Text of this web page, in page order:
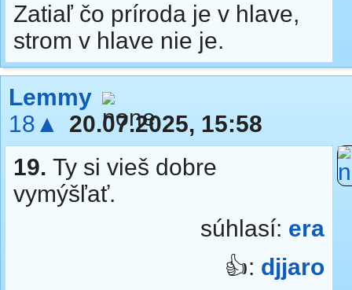
Zatiaľ čo príroda je v hlave,
strom v hlave nie je.
Lemmy
18▲
20.07.2025, 15:58
19. Ty si vieš dobre
vymýšľať.
súhlasí: era
👍: djjaro